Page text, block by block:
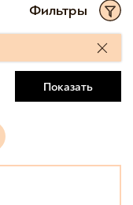
Фильтры
Показать